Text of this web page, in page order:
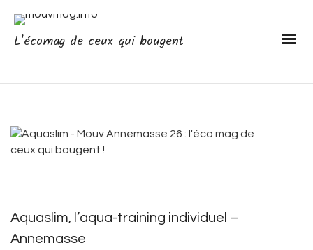
L'écomag de ceux qui bougent
Aquaslim, l’aqua-training individuel –
Annemasse